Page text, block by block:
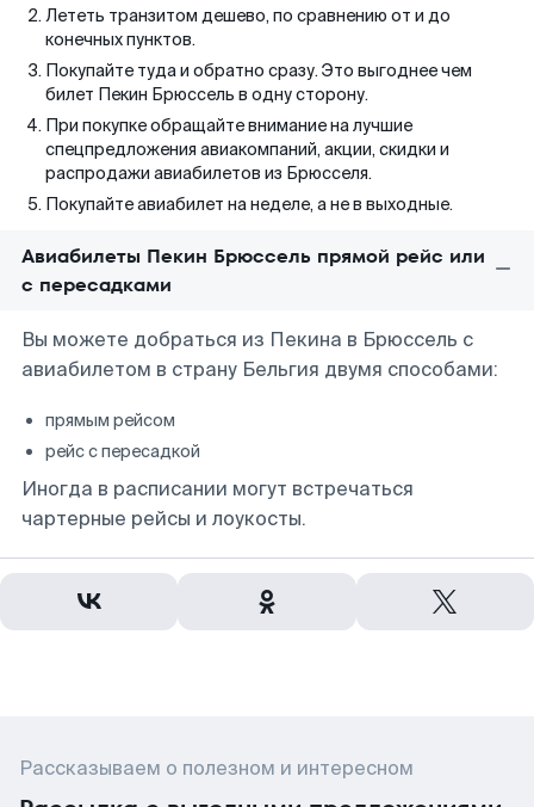
Лететь транзитом дешево, по сравнению от и до
конечных пунктов.
Покупайте туда и обратно сразу. Это выгоднее чем
билет Пекин Брюссель в одну сторону.
При покупке обращайте внимание на лучшие
спецпредложения авиакомпаний, акции, скидки и
распродажи авиабилетов из Брюсселя.
Покупайте авиабилет на неделе, а не в выходные.
Авиабилеты Пекин Брюссель прямой рейс или
с пересадками
Вы можете добраться из Пекина в Брюссель с
авиабилетом в страну Бельгия двумя способами:
прямым рейсом
рейс с пересадкой
Иногда в расписании могут встречаться
чартерные рейсы и лоукосты.
Рассказываем о полезном и интересном